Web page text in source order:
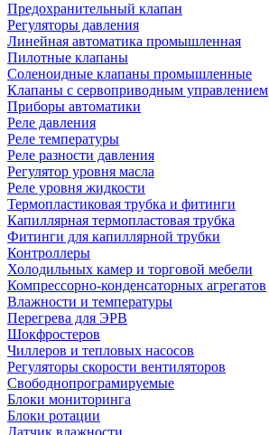
Предохранительный клапан
Регуляторы давления
Линейная автоматика промышленная
Пилотные клапаны
Соленоидные клапаны промышленные
Клапаны с сервоприводным управлением
Приборы автоматики
Реле давления
Реле температуры
Реле разности давления
Регулятор уровня масла
Реле уровня жидкости
Термопластиковая трубка и фитинги
Капиллярная термопластовая трубка
Фитинги для капиллярной трубки
Контроллеры
Холодильных камер и торговой мебели
Компрессорно-конденсаторных агрегатов
Влажности и температуры
Перегрева для ЭРВ
Шокфростеров
Чиллеров и тепловых насосов
Регуляторы скорости вентиляторов
Свободнопрограмируемые
Блоки мониторинга
Блоки ротации
Датчик влажности